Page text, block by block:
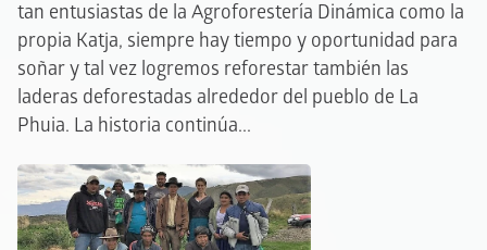
tan entusiastas de la Agroforestería Dinámica como la
propia Katja, siempre hay tiempo y oportunidad para
soñar y tal vez logremos reforestar también las
laderas deforestadas alrededor del pueblo de La
Phuia. La historia continúa...